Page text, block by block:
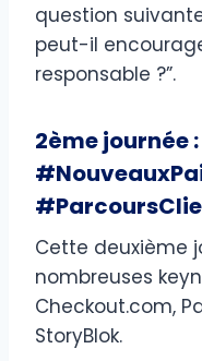
question
peut-il
responsable ?”.
2ème journée
Cette deuxième
nombreuses
Checkout.com,
StoryBlok.